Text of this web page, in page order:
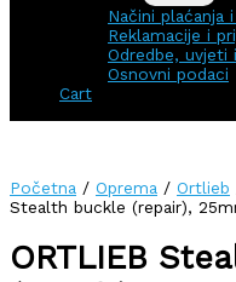
Načini plaćanja
Reklamacije i
Odredbe, uvjeti
Osnovni podaci
Cart
Početna / Oprema / Ortlieb
Stealth buckle (repair),
ORTLIEB